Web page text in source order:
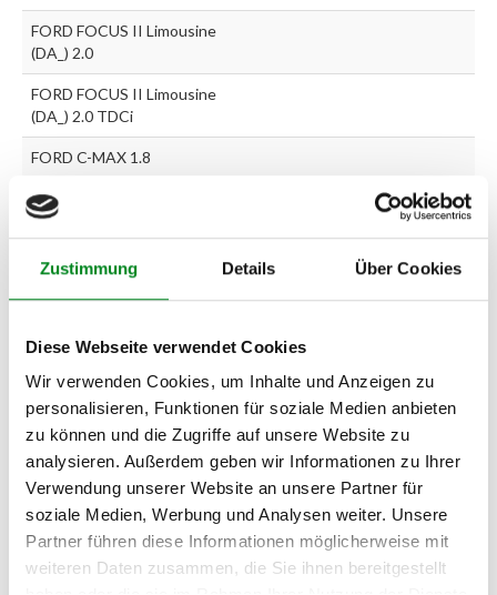
Zustimmung Details Über Cookies
Diese Webseite verwendet Cookies
Wir verwenden Cookies, um Inhalte und Anzeigen zu
personalisieren, Funktionen für soziale Medien anbieten
zu können und die Zugriffe auf unsere Website zu
analysieren. Außerdem geben wir Informationen zu Ihrer
Verwendung unserer Website an unsere Partner für
soziale Medien, Werbung und Analysen weiter. Unsere
Partner führen diese Informationen möglicherweise mit
weiteren Daten zusammen, die Sie ihnen bereitgestellt
FORD FOCUS II Limousine
(DA_) 2.0
FORD FOCUS II Limousine
(DA_) 2.0 TDCi
FORD C-MAX 1.8
FORD FOCUS II (DA_) 2.0
CNG
FORD C-MAX 1.6
FORD C-MAX 1.6 Ti
FORD FOCUS II (DA_) 1.8
FORD FOCUS II (DA_) 2.0
LPG
(DAW_) 1.8
FORD FOCUS II Kombi
(DAW_) 2.0 LPG
FORD FOCUS II Kombi